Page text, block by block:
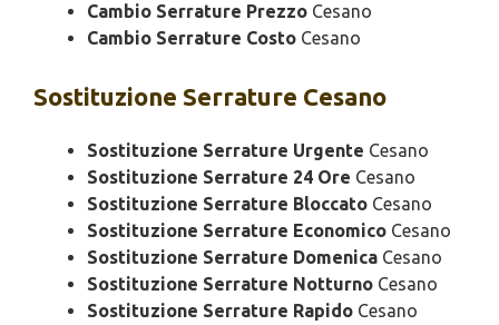
Cambio Serrature Prezzo Cesano
Cambio Serrature Costo Cesano
Sostituzione Serrature Cesano
Sostituzione Serrature Urgente Cesano
Sostituzione Serrature 24 Ore Cesano
Sostituzione Serrature Bloccato Cesano
Sostituzione Serrature Economico Cesano
Sostituzione Serrature Domenica Cesano
Sostituzione Serrature Notturno Cesano
Sostituzione Serrature Rapido Cesano